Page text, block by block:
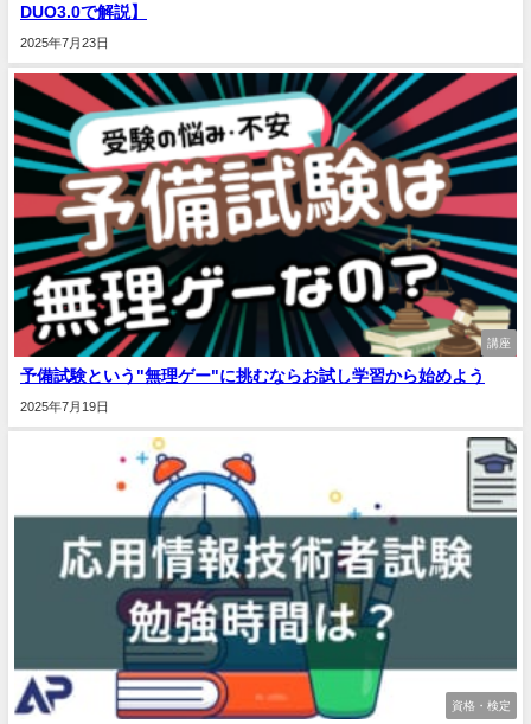
DUO3.0で解説】
2025年7月23日
講座
予備試験という"無理ゲー"に挑むならお試し学習から始めよう
2025年7月19日
資格・検定